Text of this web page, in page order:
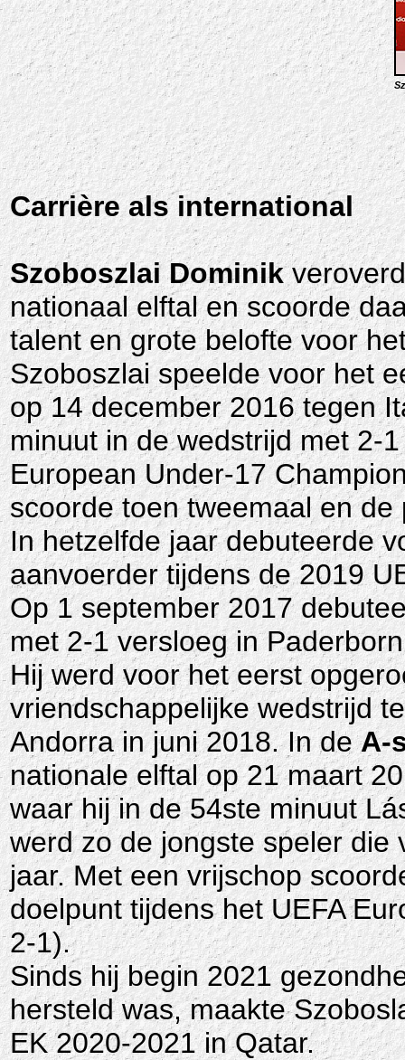
Carrière als international
Szoboszlai Dominik
nationaal elftal en scoorde
talent en grote belofte voor
Szoboszlai speelde voor het
op 14 december 2016 tegen
minuut in de wedstrijd met 2-
European Under-17
scoorde toen tweemaal en de
In hetzelfde jaar debuteerde
aanvoerder tijdens de 2019
Op 1 september 2017
met 2-1 versloeg in
Hij werd voor het eerst
vriendschappelijke wedstrijd
Andorra in juni 2018. In deA-
nationale elftal op 21 maart
waar hij in de 54ste minuut
werd zo de jongste speler die
jaar. Met een vrijschop
doelpunt tijdens het UEFA
2-1).
Sinds hij begin 2021
hersteld was, maakte
EK 2020-2021 in Qatar.